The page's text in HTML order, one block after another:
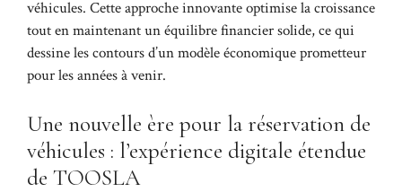
véhicules. Cette approche innovante optimise la croissance
tout en maintenant un équilibre financier solide, ce qui
dessine les contours d’un modèle économique prometteur
pour les années à venir.
Une nouvelle ère pour la réservation de
véhicules : l’expérience digitale étendue
de TOOSLA